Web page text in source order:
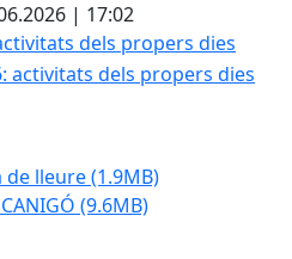
| 17:02
dels propers dies
de lleure(1.9MB)
(9.6MB)